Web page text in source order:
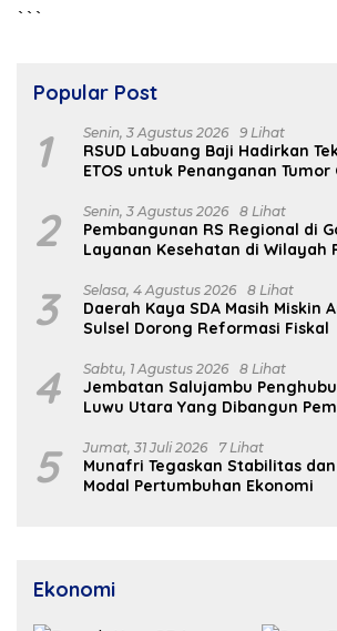
```
Popular Post
1 Senin, 3 Agustus 2026 9 Lihat
RSUD Labuang Baji Hadirkan
ETOS untuk Penanganan Tumor
2 Senin, 3 Agustus 2026 8 Lihat
Pembangunan RS Regional di
Layanan Kesehatan di Wilayah
3 Selasa, 4 Agustus 2026 8 Lihat
Daerah Kaya SDA Masih Miskin
Sulsel Dorong Reformasi Fiskal
4 Sabtu, 1 Agustus 2026 8 Lihat
Jembatan Salujambu
Luwu Utara Yang Dibangun
5 Jumat, 31 Juli 2026 7 Lihat
Munafri Tegaskan Stabilitas
Modal Pertumbuhan Ekonomi
Ekonomi